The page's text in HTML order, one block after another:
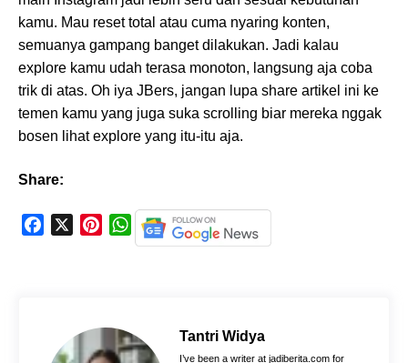
kamu. Mau reset total atau cuma nyaring konten,
semuanya gampang banget dilakukan. Jadi kalau
explore kamu udah terasa monoton, langsung aja coba
trik di atas. Oh iya JBers, jangan lupa share artikel ini ke
temen kamu yang juga suka scrolling biar mereka nggak
bosen lihat explore yang itu-itu aja.
Share:
e
W
h
A
p
Tantri Widya
I’ve been a writer at jadiberita.com for